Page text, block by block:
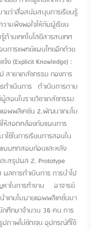
ยว่าสื่อสนับสนุนการเรียนรู้
ามพึงพอใจให้กับผู้เรียน
านเทคโนโลยีสารสนเทศ
นการแพทย์แผนไทยอีกด้วย
ง (Explicit Knowledge) :
สาขาเภสัชกรรม กองการ
ดำเนินการ ดำเนินการตาม
สอนในรายวิชาเภสัชกรรม
อพพลิเคชัน 2.พัฒนาเกมโม
ให้สอดคล้องกับแผนการ
ช้ในการเรียนการสอนใน
แบบทดสอบก่อนและหลัง
ะสรุปผล 2. Prototype
ผลการดำเนินการ การนำไป
าในการทำงาน อาจารย์
ำเกมโมบายแอพพลิเคชั่นมา
กศึกษาจำนวน 36 คน การ
ปภาพไม่ชัดเจน อุปกรณ์ที่ใช้